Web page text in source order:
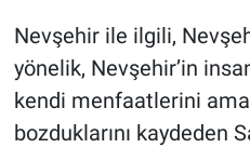
Nevşehir ile ilgili,
yönelik, Nevşehir’in
kendi menfaatlerini
bozduklarını kaydeden